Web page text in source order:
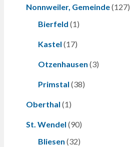
Nonnweiler, Gemeinde(127)
Bierfeld (1)
Kastel (17)
Otzenhausen (3)
Primstal (38)
Oberthal (1)
St. Wendel (90)
Bliesen (32)